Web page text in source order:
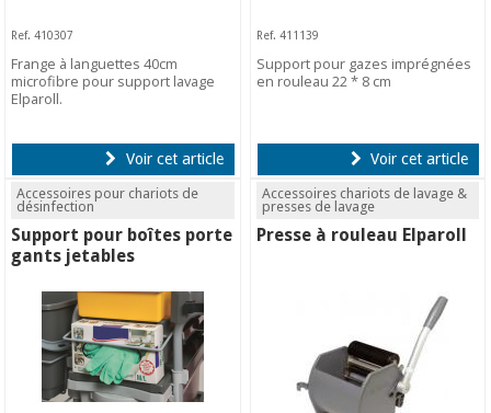
Ref. 410307
Frange à languettes 40cm
microfibre pour support lavage
Elparoll.
Voir cet article
Ref. 411139
Support pour gazes imprégnées
en rouleau 22 * 8 cm
Voir cet article
Accessoires pour chariots de
désinfection
Support pour boîtes porte
gants jetables
Accessoires chariots de lavage &
presses de lavage
Presse à rouleau Elparoll